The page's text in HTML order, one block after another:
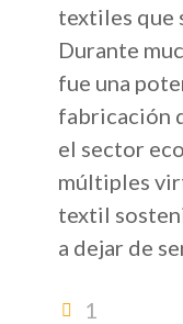
textiles que
Durante
fue una
fabricación
el sector
múltiples
textil
a dejar de
1